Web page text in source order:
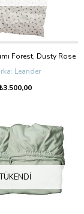
Forest, Dusty Rose
Leander
TÜKENDI